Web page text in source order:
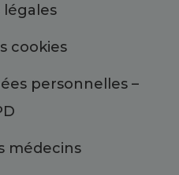
cookies
personnelles –
médecins